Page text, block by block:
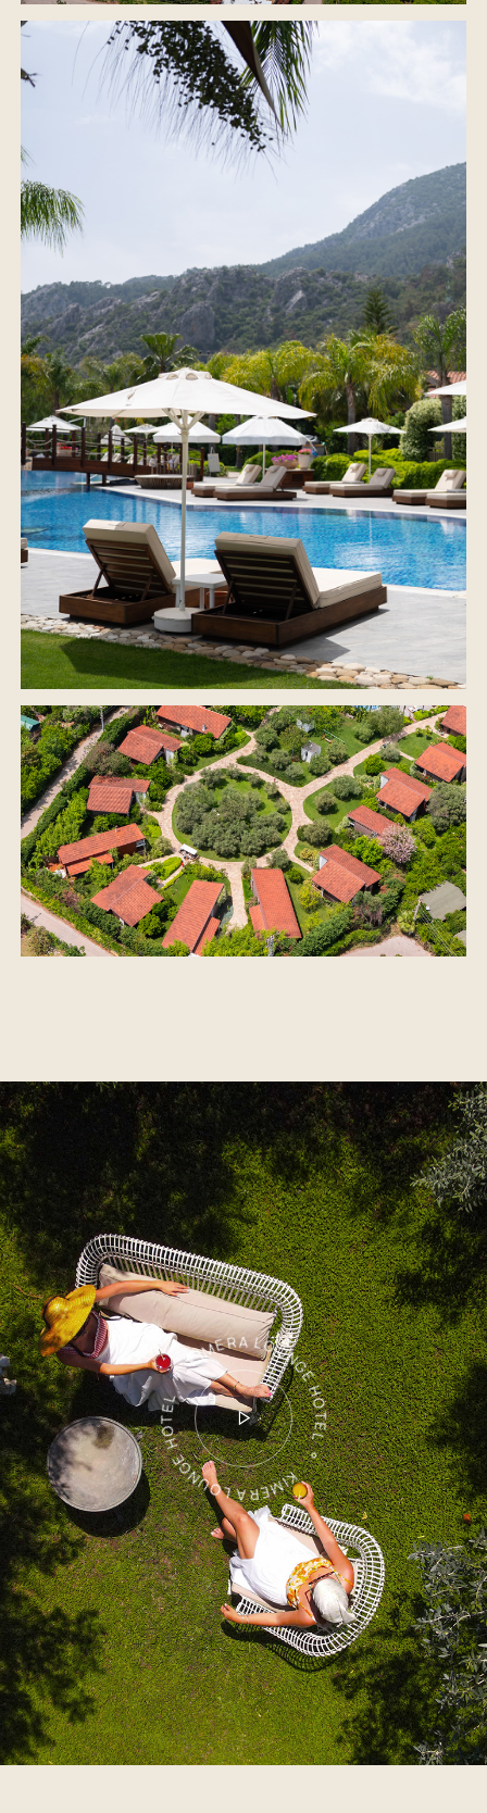
KIMERA LOUNGE HOTEL ° KIMERA LOUNGE HOTEL °